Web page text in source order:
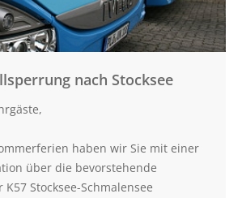
nach Stocksee
haben wir Sie mit einer
über die bevorstehende
Stocksee-Schmalensee